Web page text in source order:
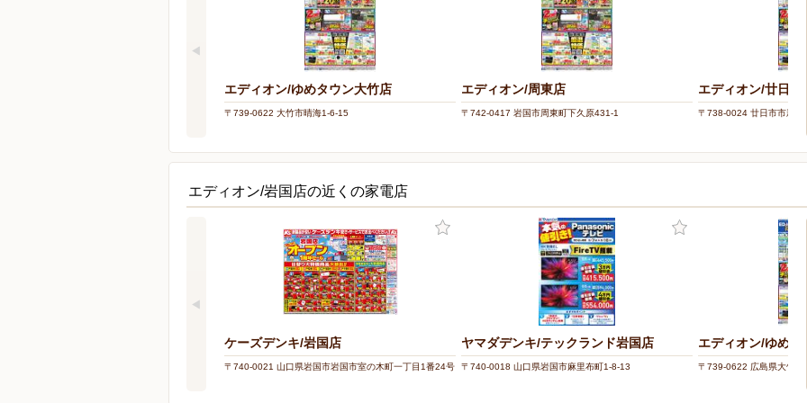
エディオン/ゆめタウン大竹店
〒739-0622 大竹市晴海1-6-15
エディオン/周東店
〒742-0417 岩国市周東町下久原431-1
エディオン/廿日市店
〒738-0024 廿日市市新宮
エディオン/岩国店の近くの家電店
ケーズデンキ/岩国店
〒740-0021 山口県岩国市岩国市室の木町一丁目1番24号
ヤマダデンキ/テックランド岩国店
〒740-0018 山口県岩国市麻里布町1-8-13
エディオン/ゆめタ
〒739-0622 広島県大竹市